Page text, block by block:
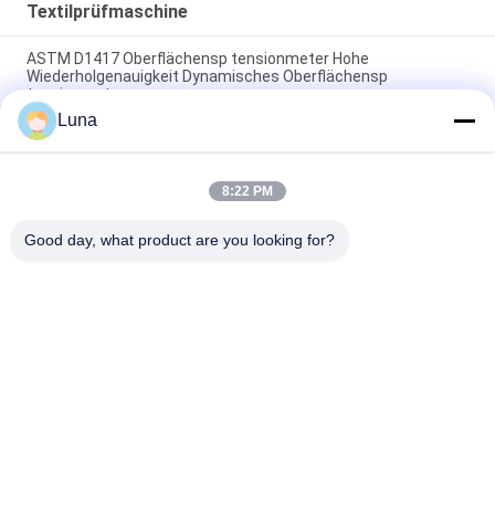
Textilprüfmaschine
ASTM D1417 Oberflächensp tensionmeter Hohe
Wiederholgenauigkeit Dynamisches Oberflächensp
tensionmeter
Automatische Walzmaschine für nicht gewebte Stoffe mit
Randsteuerungsanlage
G278 Stoff-Oszillations-Abriebprüfgerät und Wyzenbeek-
Luna
8:22 PM
Good day, what product are you looking for?